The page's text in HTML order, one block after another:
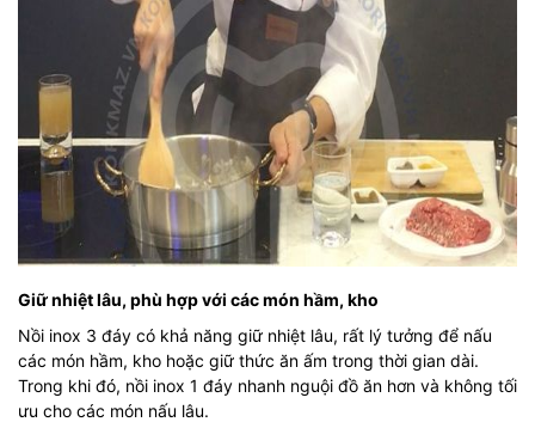
Giữ nhiệt lâu, phù hợp với các món hầm, kho
Nồi inox 3 đáy có khả năng giữ nhiệt lâu, rất lý tưởng để nấu
các món hầm, kho hoặc giữ thức ăn ấm trong thời gian dài.
Trong khi đó, nồi inox 1 đáy nhanh nguội đồ ăn hơn và không tối
ưu cho các món nấu lâu.